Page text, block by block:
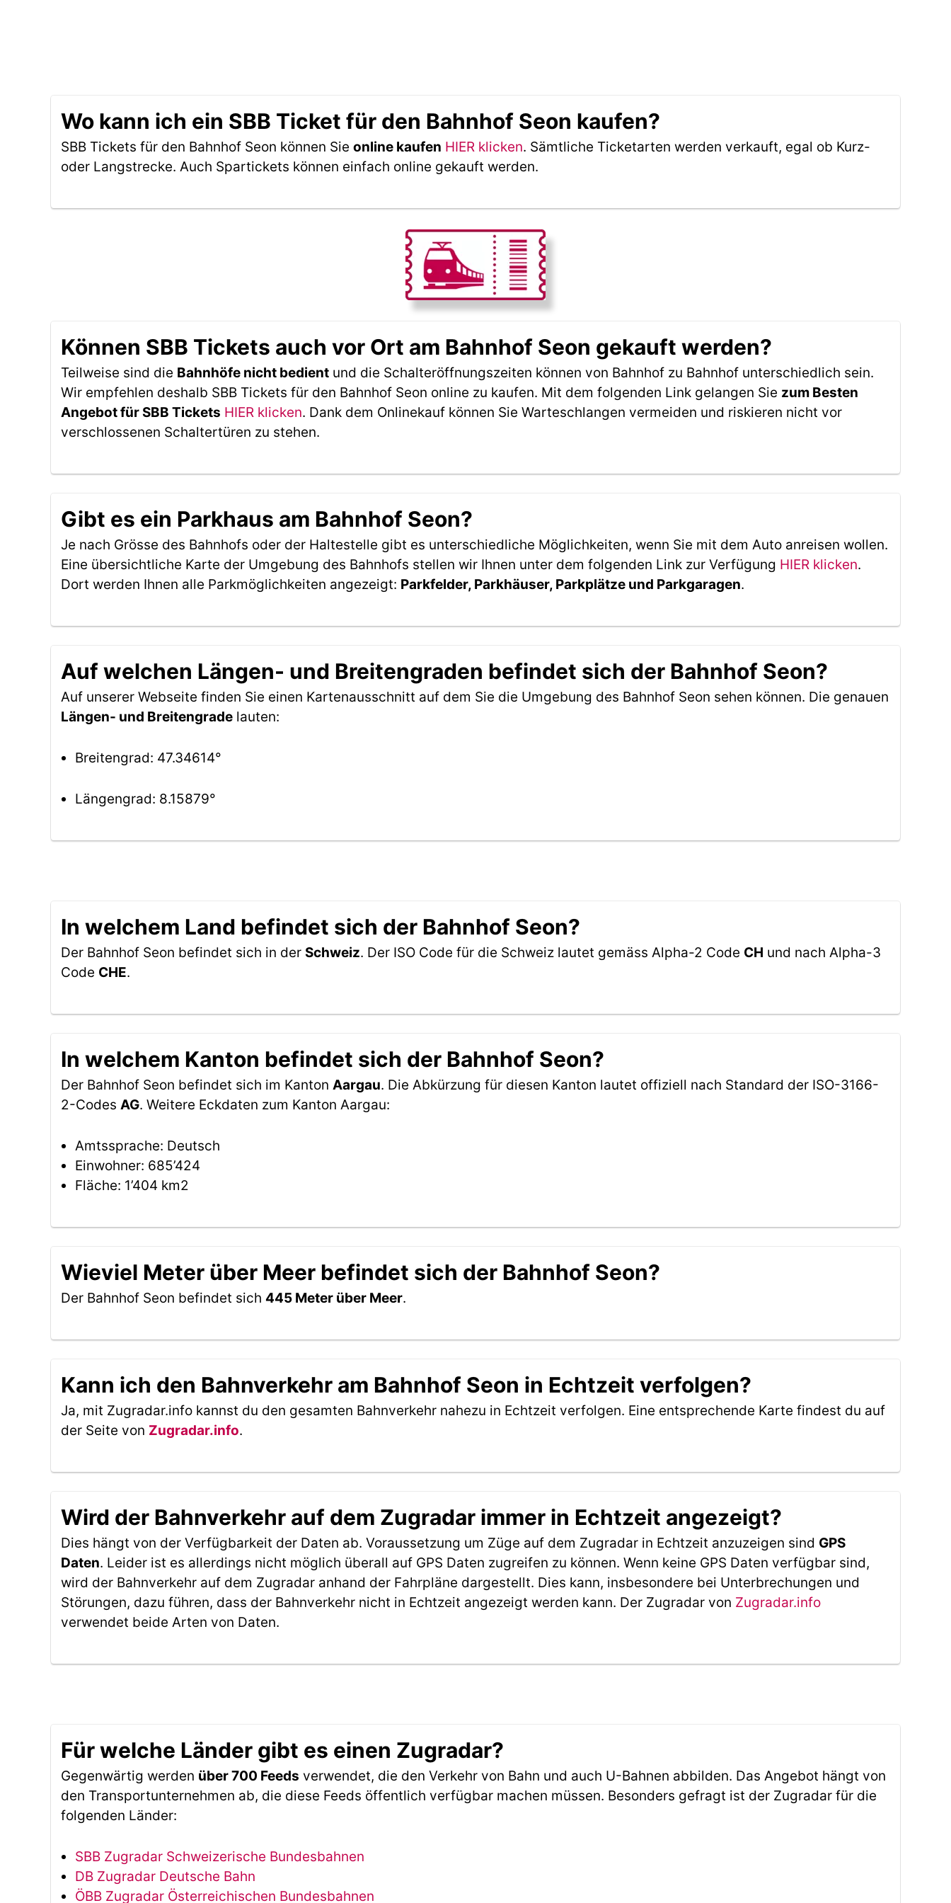
Wo kann ich ein SBB Ticket für den Bahnhof Seon kaufen?
SBB Tickets für den Bahnhof Seon können Sie online kaufen HIER klicken. Sämtliche Ticketarten werden verkauft, egal ob Kurz-
oder Langstrecke. Auch Spartickets können einfach online gekauft werden.
Können SBB Tickets auch vor Ort am Bahnhof Seon gekauft werden?
Teilweise sind die Bahnhöfe nicht bedient und die Schalteröffnungszeiten können von Bahnhof zu Bahnhof unterschiedlich sein.
Wir empfehlen deshalb SBB Tickets für den Bahnhof Seon online zu kaufen. Mit dem folgenden Link gelangen Sie zum Besten
Angebot für SBB Tickets HIER klicken. Dank dem Onlinekauf können Sie Warteschlangen vermeiden und riskieren nicht vor
verschlossenen Schaltertüren zu stehen.
Gibt es ein Parkhaus am Bahnhof Seon?
Je nach Grösse des Bahnhofs oder der Haltestelle gibt es unterschiedliche Möglichkeiten, wenn Sie mit dem Auto anreisen wollen.
Eine übersichtliche Karte der Umgebung des Bahnhofs stellen wir Ihnen unter dem folgenden Link zur Verfügung HIER klicken.
Dort werden Ihnen alle Parkmöglichkeiten angezeigt: Parkfelder, Parkhäuser, Parkplätze und Parkgaragen.
Auf welchen Längen- und Breitengraden befindet sich der Bahnhof Seon?
Auf unserer Webseite finden Sie einen Kartenausschnitt auf dem Sie die Umgebung des Bahnhof Seon sehen können. Die genauen
Längen- und Breitengrade lauten:
Breitengrad: 47.34614°
Längengrad: 8.15879°
In welchem Land befindet sich der Bahnhof Seon?
Der Bahnhof Seon befindet sich in der Schweiz. Der ISO Code für die Schweiz lautet gemäss Alpha-2 Code CH und nach Alpha-3
Code CHE.
In welchem Kanton befindet sich der Bahnhof Seon?
Der Bahnhof Seon befindet sich im Kanton Aargau. Die Abkürzung für diesen Kanton lautet offiziell nach Standard der ISO-3166-
2-Codes AG. Weitere Eckdaten zum Kanton Aargau:
Amtssprache: Deutsch
Einwohner: 685’424
Fläche: 1’404 km2
Wieviel Meter über Meer befindet sich der Bahnhof Seon?
Der Bahnhof Seon befindet sich 445 Meter über Meer.
Kann ich den Bahnverkehr am Bahnhof Seon in Echtzeit verfolgen?
Ja, mit Zugradar.info kannst du den gesamten Bahnverkehr nahezu in Echtzeit verfolgen. Eine entsprechende Karte findest du auf
der Seite von Zugradar.info.
Wird der Bahnverkehr auf dem Zugradar immer in Echtzeit angezeigt?
Dies hängt von der Verfügbarkeit der Daten ab. Voraussetzung um Züge auf dem Zugradar in Echtzeit anzuzeigen sind GPS
Daten. Leider ist es allerdings nicht möglich überall auf GPS Daten zugreifen zu können. Wenn keine GPS Daten verfügbar sind,
wird der Bahnverkehr auf dem Zugradar anhand der Fahrpläne dargestellt. Dies kann, insbesondere bei Unterbrechungen und
Störungen, dazu führen, dass der Bahnverkehr nicht in Echtzeit angezeigt werden kann. Der Zugradar von Zugradar.info
verwendet beide Arten von Daten.
Für welche Länder gibt es einen Zugradar?
Gegenwärtig werden über 700 Feeds verwendet, die den Verkehr von Bahn und auch U-Bahnen abbilden. Das Angebot hängt von
den Transportunternehmen ab, die diese Feeds öffentlich verfügbar machen müssen. Besonders gefragt ist der Zugradar für die
folgenden Länder:
SBB Zugradar Schweizerische Bundesbahnen
DB Zugradar Deutsche Bahn
ÖBB Zugradar Österreichischen Bundesbahnen